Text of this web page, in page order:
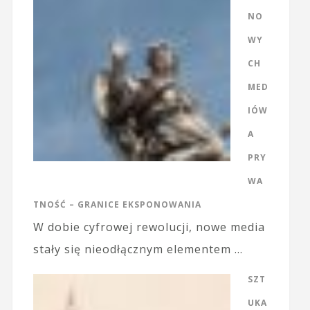
NO
WY
CH
MED
IÓW
A
PRY
WA
TNOŚĆ – GRANICE EKSPONOWANIA
W dobie cyfrowej rewolucji, nowe media
stały się nieodłącznym elementem …
SZT
UKA